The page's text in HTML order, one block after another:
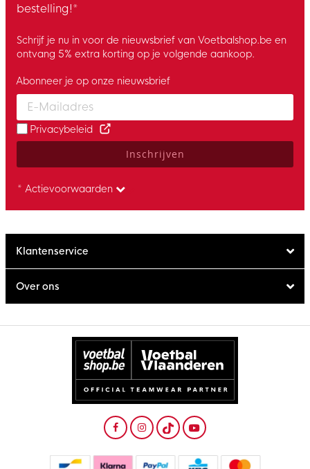
bestelling!*
Schrijf je nu in voor de nieuwsbrief van Voetbalshop.be en
ontvang 5% extra korting op je volgende aankoop.
Enter your email and accept the privacy policy to subscribe to
Abonneer je op onze nieuwsbrief
Privacybeleid
Inschrijven
* Actievoorwaarden
Klantenservice
Over ons